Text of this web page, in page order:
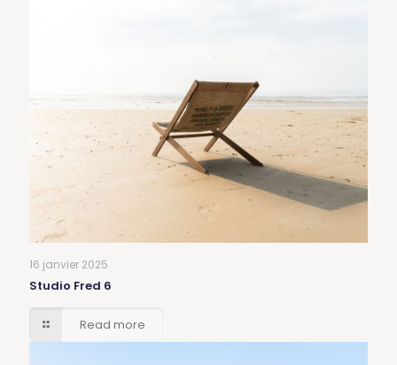
16 janvier 2025
Studio Fred 6
Read more